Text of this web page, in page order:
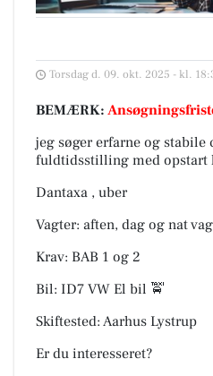
Torsdag d. 09. okt. 2025 - kl.
BEMÆRK:
jeg søger erfarne og
fuldtidsstilling med opstart
Dantaxa , uber
Vagter: aften, dag og nat
Krav: BAB 1 og 2
Bil: ID7 VW El bil 🚖
Skiftested: Aarhus Lystrup
Er du interesseret?